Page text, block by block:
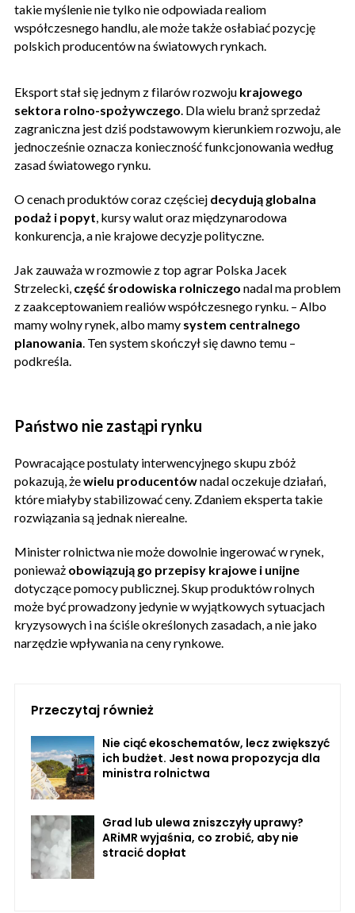
takie myślenie nie tylko nie odpowiada realiom
współczesnego handlu, ale może także osłabiać pozycję
polskich producentów na światowych rynkach.
Eksport stał się jednym z filarów rozwoju krajowego
sektora rolno-spożywczego. Dla wielu branż sprzedaż
zagraniczna jest dziś podstawowym kierunkiem rozwoju, ale
jednocześnie oznacza konieczność funkcjonowania według
zasad światowego rynku.
O cenach produktów coraz częściej decydują globalna
podaż i popyt, kursy walut oraz międzynarodowa
konkurencja, a nie krajowe decyzje polityczne.
Jak zauważa w rozmowie z top agrar Polska Jacek
Strzelecki, część środowiska rolniczego nadal ma problem
z zaakceptowaniem realiów współczesnego rynku. – Albo
mamy wolny rynek, albo mamy system centralnego
planowania. Ten system skończył się dawno temu –
podkreśla.
Państwo nie zastąpi rynku
Powracające postulaty interwencyjnego skupu zbóż
pokazują, żewielu producentównadal oczekuje działań,
które miałyby stabilizować ceny. Zdaniem eksperta takie
rozwiązania są jednak nierealne.
Minister rolnictwa nie może dowolnie ingerować w rynek,
ponieważ obowiązują go przepisy krajowe i unijne
dotyczące pomocy publicznej. Skup produktów rolnych
może być prowadzony jedynie w wyjątkowych sytuacjach
kryzysowych i na ściśle określonych zasadach, a nie jako
narzędzie wpływania na ceny rynkowe.
Przeczytaj również
Nie ciąć ekoschematów, lecz zwiększyć
ich budżet. Jest nowa propozycja dla
ministra rolnictwa
Grad lub ulewa zniszczyły uprawy?
ARiMR wyjaśnia, co zrobić, aby nie
stracić dopłat